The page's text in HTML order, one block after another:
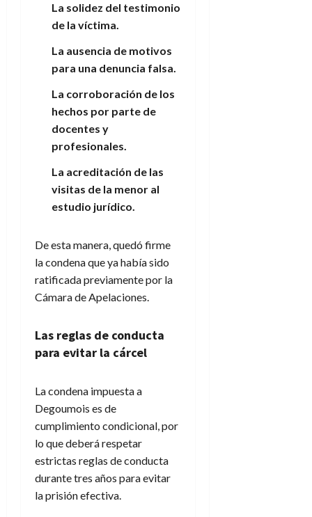
La solidez del testimonio
de la víctima.
La ausencia de motivos
para una denuncia falsa.
La corroboración de los
hechos por parte de
docentes y
profesionales.
La acreditación de las
visitas de la menor al
estudio jurídico.
De esta manera, quedó firme
la condena que ya había sido
ratificada previamente por la
Cámara de Apelaciones.
Las reglas de conducta
para evitar la cárcel
La condena impuesta a
Degoumois es de
cumplimiento condicional, por
lo que deberá respetar
estrictas reglas de conducta
durante tres años para evitar
la prisión efectiva.